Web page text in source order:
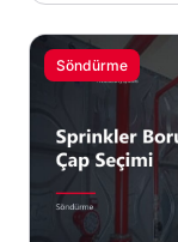
Söndürme